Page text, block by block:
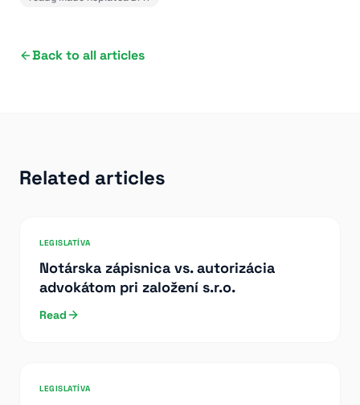
Back to all articles
Related articles
LEGISLATÍVA
Notárska zápisnica vs. autorizácia
advokátom pri založení s.r.o.
Read
LEGISLATÍVA